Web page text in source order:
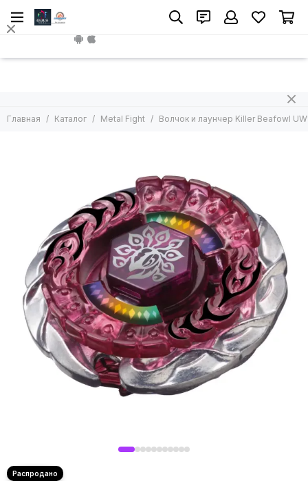
Metal Fight
Все товары
Главная Каталог Metal Fight Волчок и лаунчер Killer Beafowl